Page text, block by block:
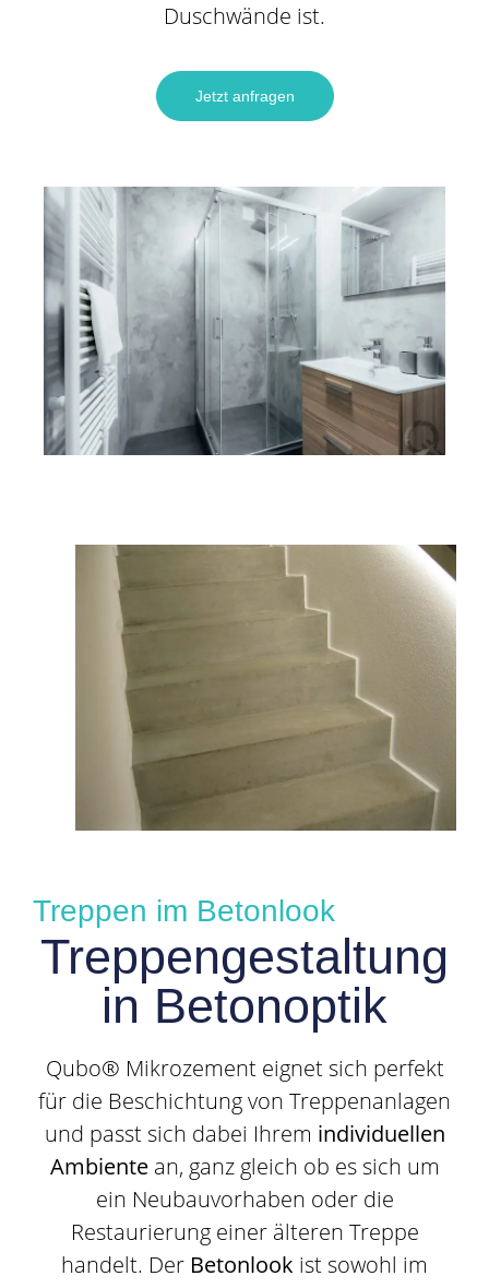
Duschwände ist.
Jetzt anfragen
Treppen im Betonlook
Treppengestaltung
in Betonoptik
Qubo® Mikrozement eignet sich perfekt
für die Beschichtung von Treppenanlagen
und passt sich dabei Ihrem individuellen
Ambientean, ganz gleich ob es sich um
ein Neubauvorhaben oder die
Restaurierung einer älteren Treppe
handelt. Der Betonlook ist sowohl im